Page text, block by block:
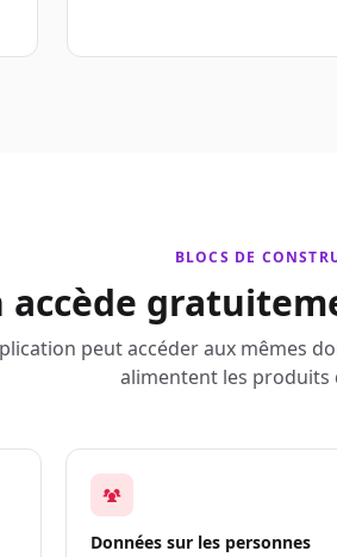
BLOCS DE
peut accéder aux mêmes
alimentent les produits
Données sur les personnes